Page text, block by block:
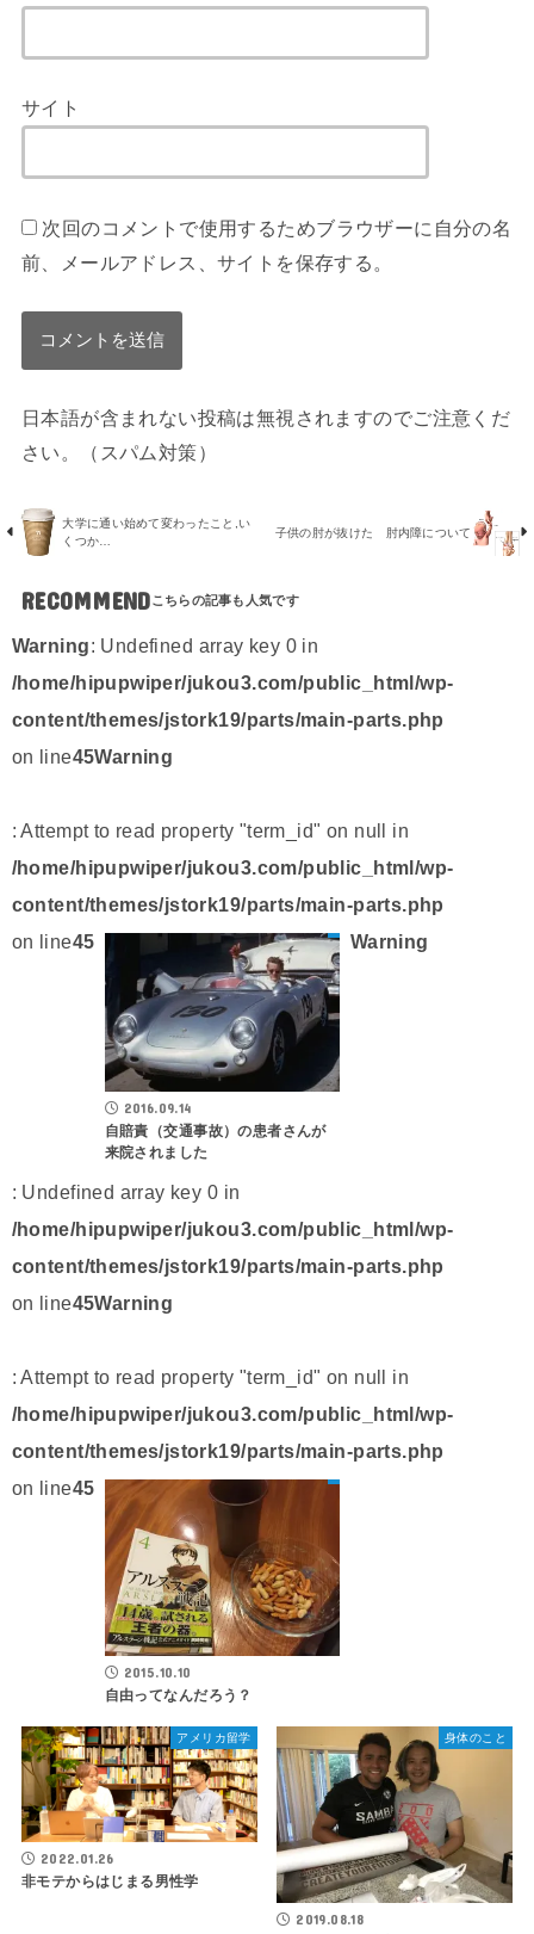
サイト
次回のコメントで使用するためブラウザーに自分の名
前、メールアドレス、サイトを保存する。
日本語が含まれない投稿は無視されますのでご注意くだ
さい。（スパム対策）
大学に通い始めて変わったこと,い
くつか…
子供の肘が抜けた 肘内障について
RECOMMEND
Warning: Undefined array key 0 in
/home/hipupwiper/jukou3.com/public_html/wp-
content/themes/jstork19/parts/main-parts.php
on line45Warning
: Attempt to read property "term_id" on null in
/home/hipupwiper/jukou3.com/public_html/wp-
content/themes/jstork19/parts/main-parts.php
on line45
2016.09.14
自賠責（交通事故）の患者さんが
来院されました
Warning
: Undefined array key 0 in
/home/hipupwiper/jukou3.com/public_html/wp-
content/themes/jstork19/parts/main-parts.php
on line45Warning
: Attempt to read property "term_id" on null in
/home/hipupwiper/jukou3.com/public_html/wp-
content/themes/jstork19/parts/main-parts.php
on line45
2015.10.10
自由ってなんだろう？
アメリカ留学
2022.01.26
非モテからはじまる男性学
身体のこと
2019.08.18